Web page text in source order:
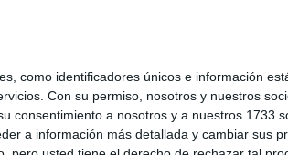
como identificadores únicos e información
Con su permiso, nosotros y nuestros
consentimiento a nosotros y a nuestros 1733
a información más detallada y cambiar sus